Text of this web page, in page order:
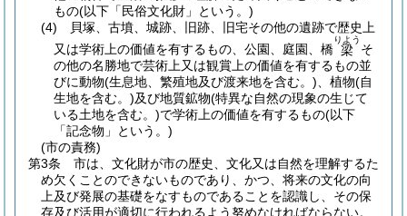
もの(以下「民俗文化財」という。)
(4)
貝塚、古墳、城跡、旧跡、旧宅その他の遺跡で歴史上
又は学術上の価値を有するもの、公園、庭園、橋 梁
りよう
そ
の他の名勝地で芸術上又は観賞上の価値を有するもの並
びに動物(生息地、繁殖地及び渡来地を含む。) 、植物(自
生地を含む。)及び地質鉱物(特異な自然の現象の生じて
いる土地を含む。)で学術上の価値を有するもの(以下
「記念物」という。)
(市の責務)
第3条
市は、文化財が市の歴史、文化又は自然を理解するた
め欠くことのできないものであり、かつ、将来の文化の向
上及び発展の基礎をなすものであることを認識し、その保
存及び活用が適切に行われるよう努めなければならない。